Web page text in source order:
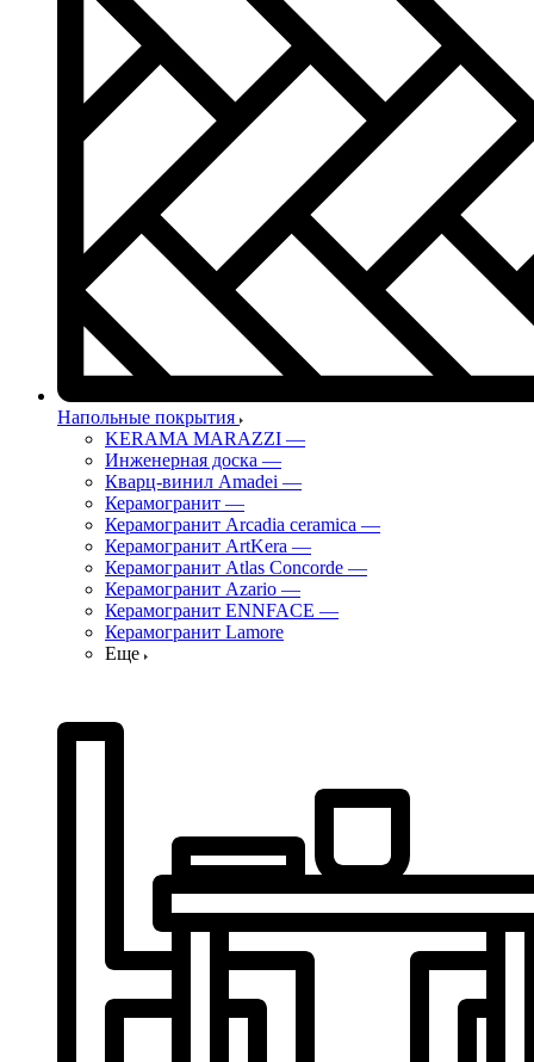
Напольные покрытия
KERAMA MARAZZI —
Инженерная доска —
Кварц-винил Amadei —
Керамогранит —
Керамогранит Arcadia ceramica —
Керамогранит ArtKera —
Керамогранит Atlas Concorde —
Керамогранит Azario —
Керамогранит ENNFACE —
Керамогранит Lamore
Еще